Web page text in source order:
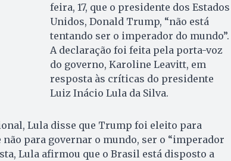
feira, 17, que o presidente dos Estados
Unidos, Donald Trump, “não está
tentando ser o imperador do mundo”.
A declaração foi feita pela porta-voz
do governo, Karoline Leavitt, em
resposta às críticas do presidente
Luiz Inácio Lula da Silva.
Lula disse que Trump foi eleito para
não para governar o mundo, ser o “imperador
Lula afirmou que o Brasil está disposto a